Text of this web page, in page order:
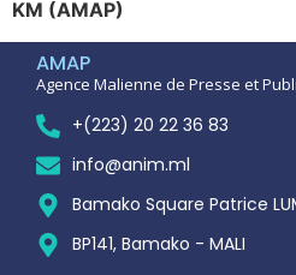
KM (AMAP)
AMAP
Agence Malienne de Presse et
+(223) 20 22 36 83
info@anim.ml
Bamako Square Patrice
BP141, Bamako - MALI